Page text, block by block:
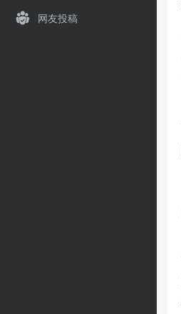
网友投稿